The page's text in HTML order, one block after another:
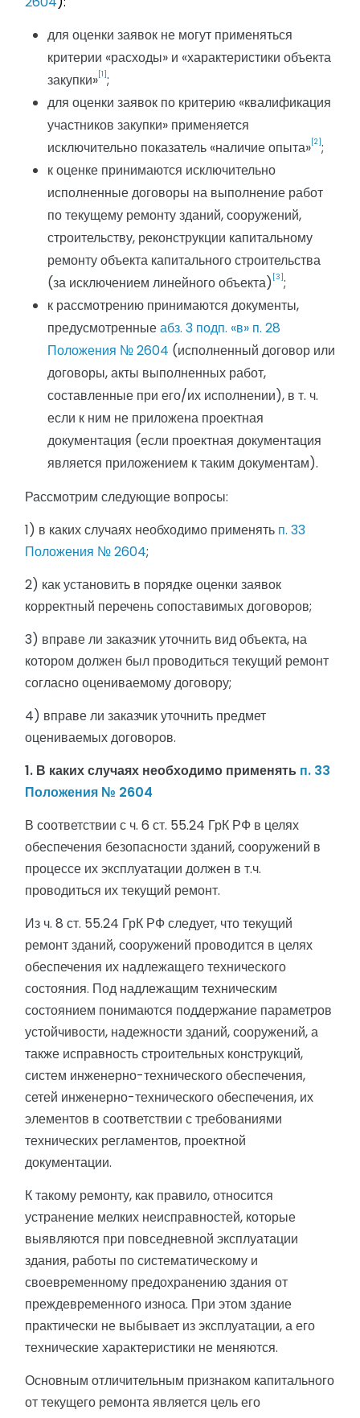
для оценки заявок не могут применяться
критерии «расходы» и «характеристики объекта
закупки»[1];
для оценки заявок по критерию «квалификация
участников закупки» применяется
исключительно показатель «наличие опыта»[2];
к оценке принимаются исключительно
исполненные договоры на выполнение работ
по текущему ремонту зданий, сооружений,
строительству, реконструкции капитальному
ремонту объекта капитального строительства
(за исключением линейного объекта) [3];
к рассмотрению принимаются документы,
предусмотренныеабз. 3 подп. «в» п. 28
Положения № 2604 (исполненный договор или
договоры, акты выполненных работ,
составленные при его/их исполнении), в т. ч.
если к ним не приложена проектная
документация (если проектная документация
является приложением к таким документам).
Рассмотрим следующие вопросы:
1) в каких случаях необходимо применять п. 33
Положения № 2604;
2) как установить в порядке оценки заявок
корректный перечень сопоставимых договоров;
3) вправе ли заказчик уточнить вид объекта, на
котором должен был проводиться текущий ремонт
согласно оцениваемому договору;
4) вправе ли заказчик уточнить предмет
оцениваемых договоров.
1. В каких случаях необходимо применять п. 33
Положения № 2604
В соответствии с ч. 6 ст. 55.24 ГрК РФ в целях
обеспечения безопасности зданий, сооружений в
процессе их эксплуатации должен в т.ч.
проводиться их текущий ремонт.
Из ч. 8 ст. 55.24 ГрК РФ следует, что текущий
ремонт зданий, сооружений проводится в целях
обеспечения их надлежащего технического
состояния. Под надлежащим техническим
состоянием понимаются поддержание параметров
устойчивости, надежности зданий, сооружений, а
также исправность строительных конструкций,
систем инженерно-технического обеспечения,
сетей инженерно-технического обеспечения, их
элементов в соответствии с требованиями
технических регламентов, проектной
документации.
К такому ремонту, как правило, относится
устранение мелких неисправностей, которые
выявляются при повседневной эксплуатации
здания, работы по систематическому и
своевременному предохранению здания от
преждевременного износа. При этом здание
практически не выбывает из эксплуатации, а его
технические характеристики не меняются.
Основным отличительным признаком капитального
от текущего ремонта является цель его